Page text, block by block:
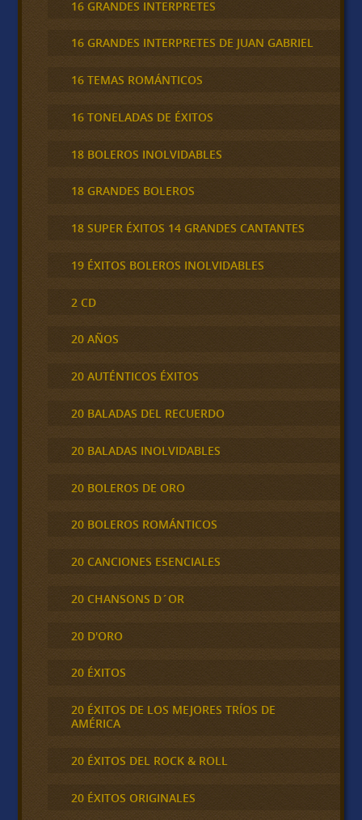
16 GRANDES INTERPRETES
16 GRANDES INTERPRETES DE JUAN GABRIEL
16 TEMAS ROMÁNTICOS
16 TONELADAS DE ÉXITOS
18 BOLEROS INOLVIDABLES
18 GRANDES BOLEROS
18 SUPER ÉXITOS 14 GRANDES CANTANTES
19 ÉXITOS BOLEROS INOLVIDABLES
2 CD
20 AÑOS
20 AUTÉNTICOS ÉXITOS
20 BALADAS DEL RECUERDO
20 BALADAS INOLVIDABLES
20 BOLEROS DE ORO
20 BOLEROS ROMÁNTICOS
20 CANCIONES ESENCIALES
20 CHANSONS D´OR
20 D'ORO
20 ÉXITOS
20 ÉXITOS DE LOS MEJORES TRÍOS DE
AMÉRICA
20 ÉXITOS DEL ROCK & ROLL
20 ÉXITOS ORIGINALES